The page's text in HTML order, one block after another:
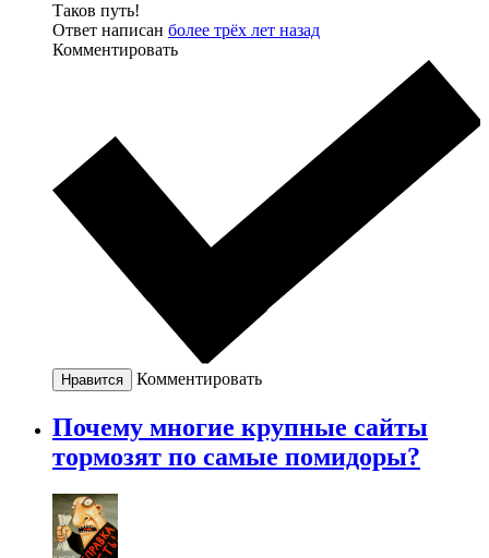
Таков путь!
Ответ написан более трёх лет назад
Комментировать
Нравится Комментировать
Почему многие крупные сайты
тормозят по самые помидоры?